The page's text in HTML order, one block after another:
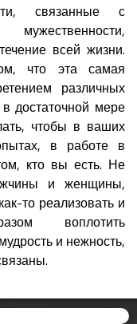
связанные с
всей жизни.
что эта самая
различных
достаточной мере
чтобы в ваших
в работе в
кто вы есть. Не
и женщины,
то реализовать и
воплотить
и нежность,